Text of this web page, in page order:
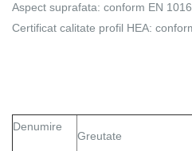
Aspect suprafata: conform EN
Certificat calitate profil HEA:
Denumire
Greutate